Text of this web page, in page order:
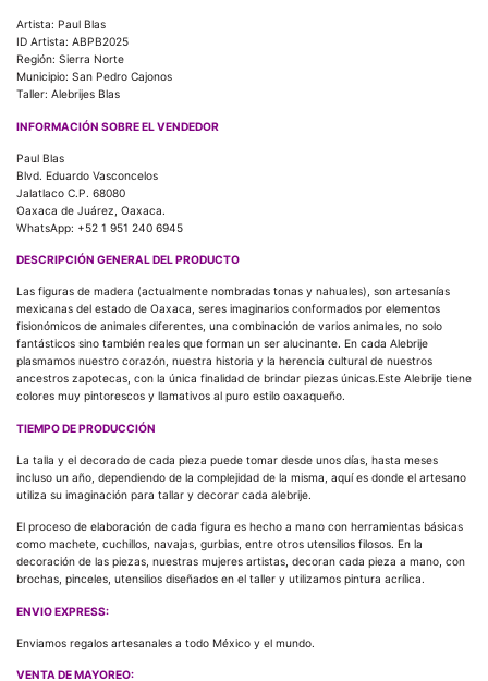
Artista: Paul Blas
ID Artista: ABPB2025
Región: Sierra Norte
Municipio: San Pedro Cajonos
Taller: Alebrijes Blas
INFORMACIÓN SOBRE EL VENDEDOR
Paul Blas
Blvd. Eduardo Vasconcelos
Jalatlaco C.P. 68080
Oaxaca de Juárez, Oaxaca.
WhatsApp: +52 1 951 240 6945
DESCRIPCIÓN GENERAL DEL PRODUCTO
Las figuras de madera (actualmente nombradas tonas y nahuales), son artesanías
mexicanas del estado de Oaxaca, seres imaginarios conformados por elementos
fisionómicos de animales diferentes, una combinación de varios animales, no solo
fantásticos sino también reales que forman un ser alucinante. En cada Alebrije
plasmamos nuestro corazón, nuestra historia y la herencia cultural de nuestros
ancestros zapotecas, con la única finalidad de brindar piezas únicas.Este Alebrije tiene
colores muy pintorescos y llamativos al puro estilo oaxaqueño.
TIEMPO DE PRODUCCIÓN
La talla y el decorado de cada pieza puede tomar desde unos días, hasta meses
incluso un año, dependiendo de la complejidad de la misma, aquí es donde el artesano
utiliza su imaginación para tallar y decorar cada alebrije.
El proceso de elaboración de cada figura es hecho a mano con herramientas básicas
como machete, cuchillos, navajas, gurbias, entre otros utensilios filosos. En la
decoración de las piezas, nuestras mujeres artistas, decoran cada pieza a mano, con
brochas, pinceles, utensilios diseñados en el taller y utilizamos pintura acrílica.
ENVIO EXPRESS:
Enviamos regalos artesanales a todo México y el mundo.
VENTA DE MAYOREO: